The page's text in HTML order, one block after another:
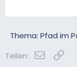
Thema: Pfad im
Teilen:
E-Mail